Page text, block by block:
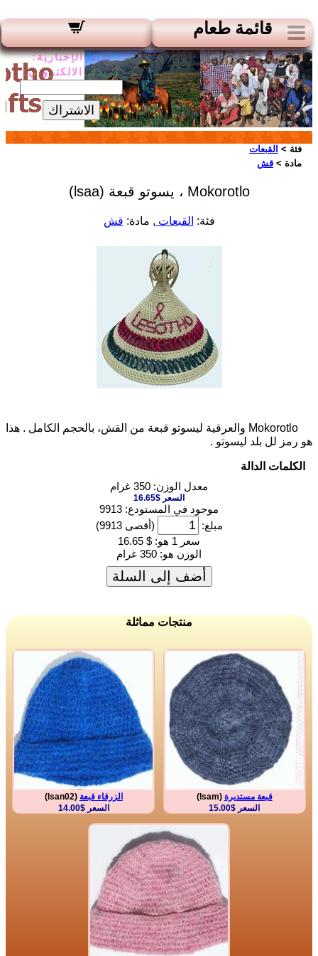
قائمة طعام
لدينا الإخبارية:
بريدك الالكتروني:
الاشتراك
فئة > القبعات
مادة > قش
Mokorotlo ، يسوتو قبعة (lsaa)
فئة:القبعات, مادة:قش
Mokorotlo والعرقية ليسوتو قبعة من القش، بالحجم الكامل . هذا
رمز لل بلد ليسوتو .
الكلمات الدالة
معدل الوزن: 350 غرام
السعر $16.65
موجود في المستودع: 9913
مبلغ:
(أقصى 9913)
سعر 1 هو:
$ 16.65
الوزن هو:350 غرام
أضف إلى السلة
منتجات مماثلة
قبعة مستديرة(lsam)
السعر $15.00
الزرقاء قبعة(lsan02)
السعر $14.00